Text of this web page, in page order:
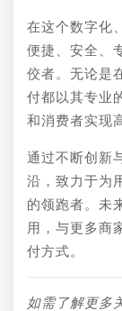
在这个数字化
便捷、安全、
佼者。无论是
付都以其专业
和消费者实现
通过不断创新
沿，致力于为
的领跑者。未
用，与更多商
付方式。
如需了解更多